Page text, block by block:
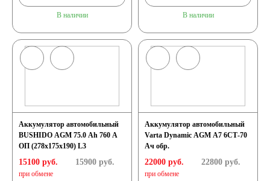
В наличии В наличии
Аккумулятор автомобильный
BUSHIDO AGM 75.0 Ah 760 A
ОП (278x175x190) L3
15100 руб.
при обмене
15900руб.
Аккумулятор автомобильный
Varta Dynamic AGM A7 6СТ-70
Ач обр.
22000 руб.
при обмене
22800руб.